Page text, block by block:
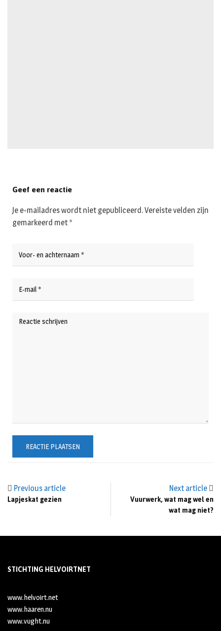
Previous article
Lapjeskat gezien
Next article
Vuurwerk, wat mag wel en
wat mag niet?
Geef een reactie
Je e-mailadres wordt niet gepubliceerd.Vereiste velden zijn
gemarkeerd met *
STICHTING HELVOIRTNET
www.helvoirt.net
www.haaren.nu
www.vught.nu